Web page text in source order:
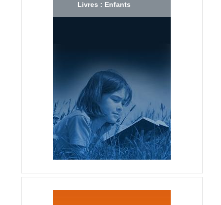
Livres : Enfants